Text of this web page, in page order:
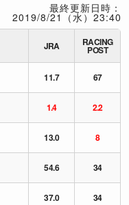
最終更新日時：
2019/8/21（水）23:40
JRA RACING
POST
11.7 67
1.4 2.2
13.0 8
54.6 34
37.0 34